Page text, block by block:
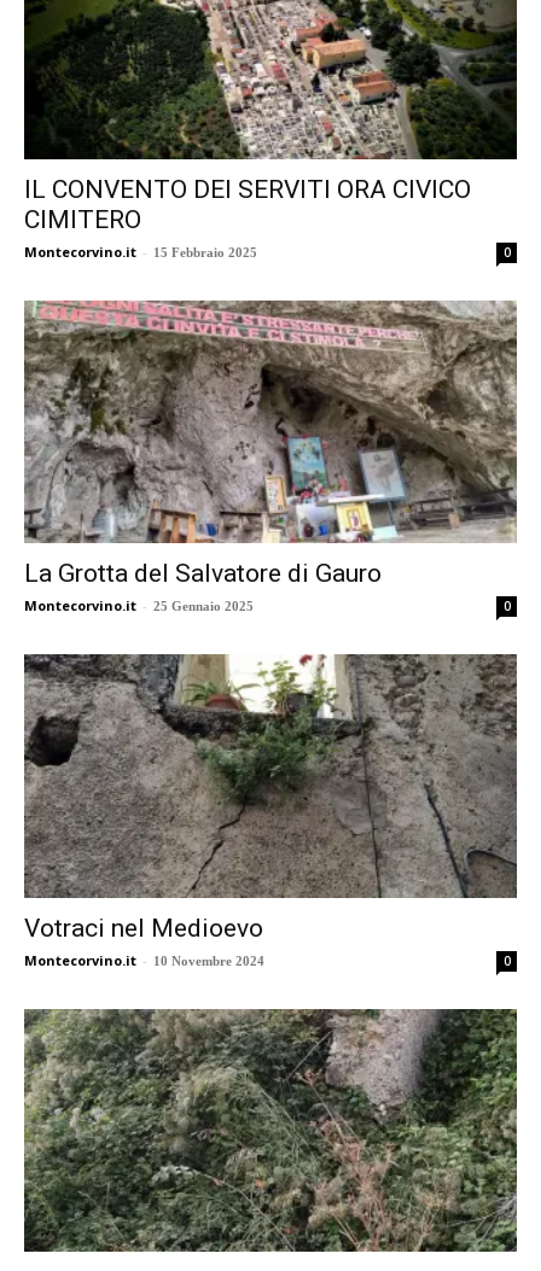
IL CONVENTO DEI SERVITI ORA CIVICO
CIMITERO
Montecorvino.it - 15 Febbraio 2025 0
La Grotta del Salvatore di Gauro
Montecorvino.it - 25 Gennaio 2025 0
Votraci nel Medioevo
Montecorvino.it - 10 Novembre 2024 0